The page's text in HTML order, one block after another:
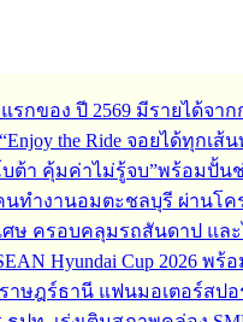
รกของ ปี 2569 มีรายได้จ
the Ride จอยได้ทุกเ
บต้า คุ้มค่าไม่รู้จบ”พร้อมปั้
ำงานอมตะชลบุรี ผ่านโคร
ครอบคลุมรถสันดาป และ
Hyundai Cup 2026 พ
สุราษฎร์ธานี แฟนมอเตอร์